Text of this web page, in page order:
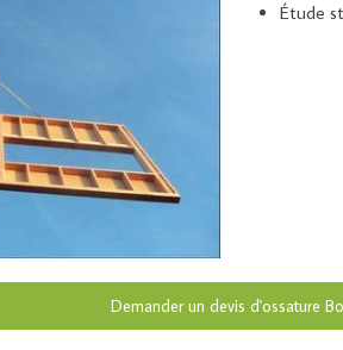
Étude
Demander un devis d'ossature